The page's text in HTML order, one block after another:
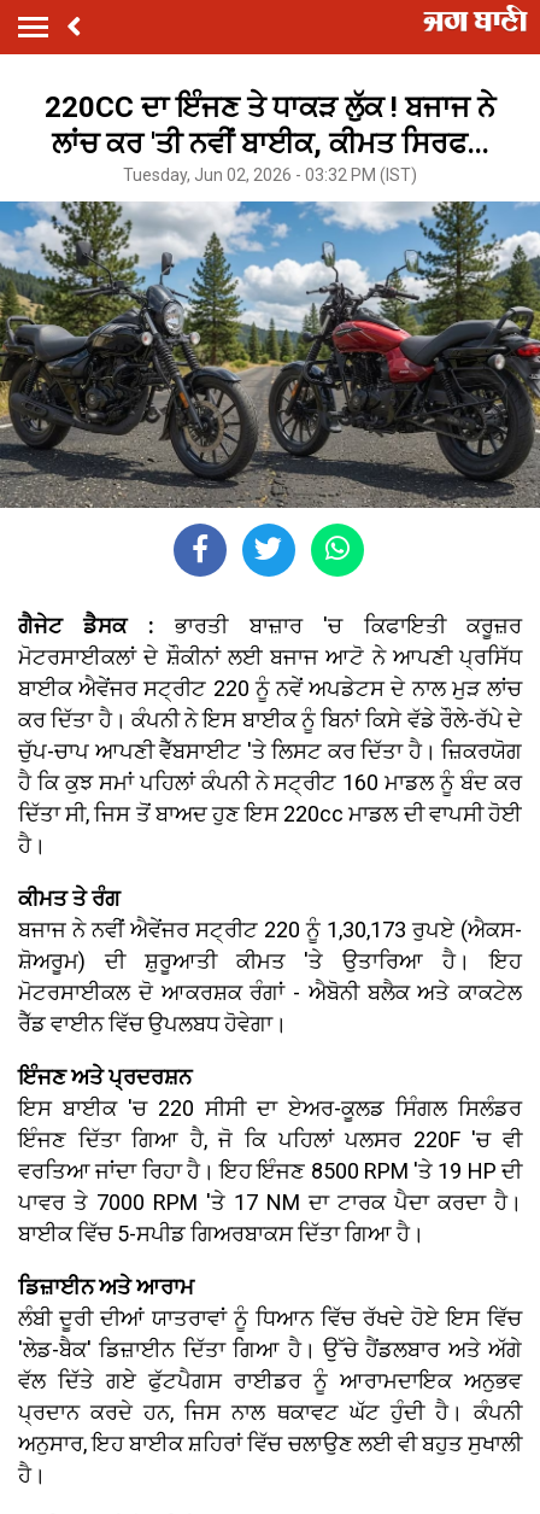
220CC ਦਾ ਇੰਜਣ ਤੇ ਧਾਕੜ ਲੁੱਕ ! ਬਜਾਜ ਨੇ
ਲਾਂਚ ਕਰ 'ਤੀ ਨਵੀਂ ਬਾਈਕ, ਕੀਮਤ ਸਿਰਫ...
Tuesday, Jun 02, 2026 - 03:32 PM (IST)
ਗੈਜੇਟ ਡੈਸਕ :ਭਾਰਤੀ ਬਾਜ਼ਾਰ 'ਚ ਕਿਫਾਇਤੀ ਕਰੂਜ਼ਰ
ਮੋਟਰਸਾਈਕਲਾਂ ਦੇ ਸ਼ੌਕੀਨਾਂ ਲਈ ਬਜਾਜ ਆਟੋ ਨੇ ਆਪਣੀ ਪ੍ਰਸਿੱਧ
ਬਾਈਕ ਐਵੇਂਜਰ ਸਟ੍ਰੀਟ 220 ਨੂੰ ਨਵੇਂ ਅਪਡੇਟਸ ਦੇ ਨਾਲ ਮੁੜ ਲਾਂਚ
ਕਰ ਦਿੱਤਾ ਹੈ। ਕੰਪਨੀ ਨੇ ਇਸ ਬਾਈਕ ਨੂੰ ਬਿਨਾਂ ਕਿਸੇ ਵੱਡੇ ਰੌਲੇ-ਰੱਪੇ ਦੇ
ਚੁੱਪ-ਚਾਪ ਆਪਣੀ ਵੈੱਬਸਾਈਟ 'ਤੇ ਲਿਸਟ ਕਰ ਦਿੱਤਾ ਹੈ। ਜ਼ਿਕਰਯੋਗ
ਹੈ ਕਿ ਕੁਝ ਸਮਾਂ ਪਹਿਲਾਂ ਕੰਪਨੀ ਨੇ ਸਟ੍ਰੀਟ 160 ਮਾਡਲ ਨੂੰ ਬੰਦ ਕਰ
ਦਿੱਤਾ ਸੀ, ਜਿਸ ਤੋਂ ਬਾਅਦ ਹੁਣ ਇਸ 220cc ਮਾਡਲ ਦੀ ਵਾਪਸੀ ਹੋਈ
ਹੈ।
ਕੀਮਤ ਤੇ ਰੰਗ
ਬਜਾਜ ਨੇ ਨਵੀਂ ਐਵੇਂਜਰ ਸਟ੍ਰੀਟ 220 ਨੂੰ 1,30,173 ਰੁਪਏ (ਐਕਸ-
ਸ਼ੋਅਰੂਮ) ਦੀ ਸ਼ੁਰੂਆਤੀ ਕੀਮਤ 'ਤੇ ਉਤਾਰਿਆ ਹੈ। ਇਹ
ਮੋਟਰਸਾਈਕਲ ਦੋ ਆਕਰਸ਼ਕ ਰੰਗਾਂ - ਐਬੋਨੀ ਬਲੈਕ ਅਤੇ ਕਾਕਟੇਲ
ਰੈੱਡ ਵਾਈਨ ਵਿੱਚ ਉਪਲਬਧ ਹੋਵੇਗਾ।
ਇੰਜਣ ਅਤੇ ਪ੍ਰਦਰਸ਼ਨ
ਇਸ ਬਾਈਕ 'ਚ 220 ਸੀਸੀ ਦਾ ਏਅਰ-ਕੂਲਡ ਸਿੰਗਲ ਸਿਲੰਡਰ
ਇੰਜਣ ਦਿੱਤਾ ਗਿਆ ਹੈ, ਜੋ ਕਿ ਪਹਿਲਾਂ ਪਲਸਰ 220F 'ਚ ਵੀ
ਵਰਤਿਆ ਜਾਂਦਾ ਰਿਹਾ ਹੈ। ਇਹ ਇੰਜਣ 8500 RPM 'ਤੇ 19 HP ਦੀ
ਪਾਵਰ ਤੇ 7000 RPM 'ਤੇ 17 NM ਦਾ ਟਾਰਕ ਪੈਦਾ ਕਰਦਾ ਹੈ।
ਬਾਈਕ ਵਿੱਚ 5-ਸਪੀਡ ਗਿਅਰਬਾਕਸ ਦਿੱਤਾ ਗਿਆ ਹੈ।
ਡਿਜ਼ਾਈਨ ਅਤੇ ਆਰਾਮ
ਲੰਬੀ ਦੂਰੀ ਦੀਆਂ ਯਾਤਰਾਵਾਂ ਨੂੰ ਧਿਆਨ ਵਿੱਚ ਰੱਖਦੇ ਹੋਏ ਇਸ ਵਿੱਚ
'ਲੇਡ-ਬੈਕ' ਡਿਜ਼ਾਈਨ ਦਿੱਤਾ ਗਿਆ ਹੈ। ਉੱਚੇ ਹੈਂਡਲਬਾਰ ਅਤੇ ਅੱਗੇ
ਵੱਲ ਦਿੱਤੇ ਗਏ ਫੁੱਟਪੈਗਸ ਰਾਈਡਰ ਨੂੰ ਆਰਾਮਦਾਇਕ ਅਨੁਭਵ
ਪ੍ਰਦਾਨ ਕਰਦੇ ਹਨ, ਜਿਸ ਨਾਲ ਥਕਾਵਟ ਘੱਟ ਹੁੰਦੀ ਹੈ। ਕੰਪਨੀ
ਅਨੁਸਾਰ, ਇਹ ਬਾਈਕ ਸ਼ਹਿਰਾਂ ਵਿੱਚ ਚਲਾਉਣ ਲਈ ਵੀ ਬਹੁਤ ਸੁਖਾਲੀ
ਹੈ।